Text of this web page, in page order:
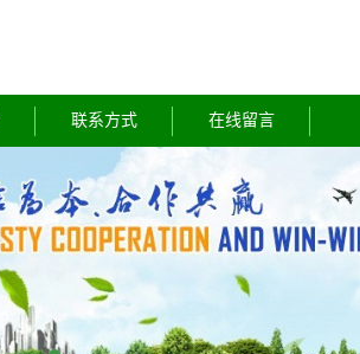
联系方式 在线留言